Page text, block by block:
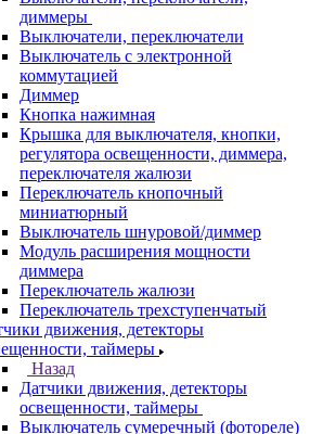
диммеры
Выключатели, переключатели
Выключатель с электронной
коммутацией
Диммер
Кнопка нажимная
Крышка для выключателя, кнопки,
регулятора освещенности, диммера,
переключателя жалюзи
Переключатель кнопочный
миниатюрный
Выключатель шнуровой/диммер
Модуль расширения мощности
диммера
Переключатель жалюзи
Переключатель трехступенчатый
движения, детекторы
таймеры
Назад
Датчики движения, детекторы
освещенности, таймеры
Выключатель сумеречный (фотореле)